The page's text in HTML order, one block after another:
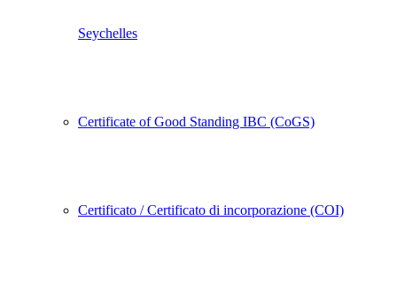
Seychelles
Certificate of Good Standing IBC (CoGS)
Certificato / Certificato di incorporazione (COI)